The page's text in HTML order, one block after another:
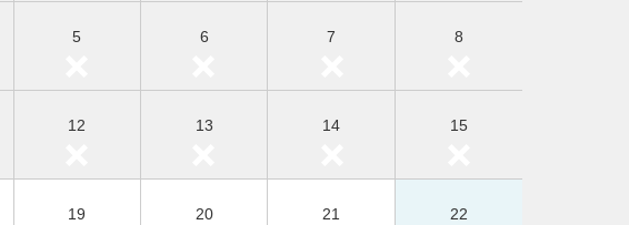
5 6 7 8
12 13 14 15
19 20 21 22